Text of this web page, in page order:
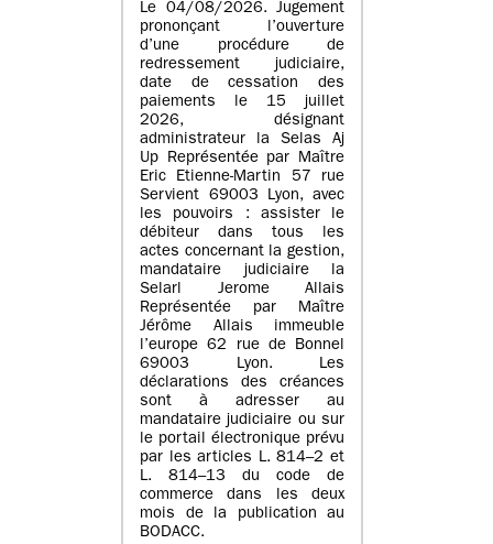
Le 04/08/2026. Jugement
prononçant l’ouverture
d’une procédure de
redressement judiciaire,
date de cessation des
paiements le 15 juillet
2026, désignant
administrateur la Selas Aj
Up Représentée par Maître
Eric Etienne-Martin 57 rue
Servient 69003 Lyon, avec
les pouvoirs : assister le
débiteur dans tous les
actes concernant la gestion,
mandataire judiciaire la
Selarl Jerome Allais
Représentée par Maître
Jérôme Allais immeuble
l’europe 62 rue de Bonnel
69003 Lyon. Les
déclarations des créances
sont à adresser au
mandataire judiciaire ou sur
le portail électronique prévu
par les articles L. 814–2 et
L. 814–13 du code de
commerce dans les deux
mois de la publication au
BODACC.